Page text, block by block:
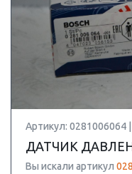
Артикул: 0281006064 |
ДАТЧИК
Вы искали артикул